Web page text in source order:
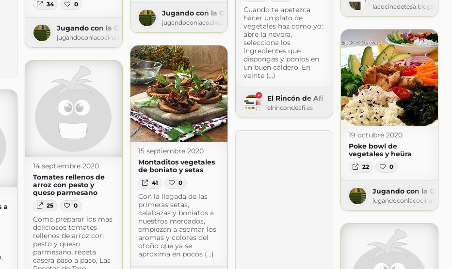
34 0
Jugando con la Cocina
jugandoconlacocina.blogspot.com
Cuando te apetezca
hacer un plato de
vegetales haz como yo:
abre la nevera,
selecciona los
ingredientes que
dispongas y ponlos en
un buen caldero. En
veinte (...)
El Rincón de Afi
elrincondeafi.es
Jugando con la Cocina
jugandoconlacocina.blogspot.com
19 octubre 2020
Poke bowl de
vegetales y heüra
22 0
Jugando con la
15 septiembre 2020
Montaditos vegetales
de boniato y setas
41 0
Con la llegada de las
primeras setas,
calabazas y boniatos a
nuestros mercados,
empiezan a asomar los
aromas y colores del
otoño que ya se
aproxima en pocos (...)
14 septiembre 2020
Tomates rellenos de
arroz con pesto y
queso parmesano
25 0
Cómo preparar los mas
deliciosos tomates
rellenos de arroz con
pesto y queso
parmesano, receta
casera paso a paso, Las
a